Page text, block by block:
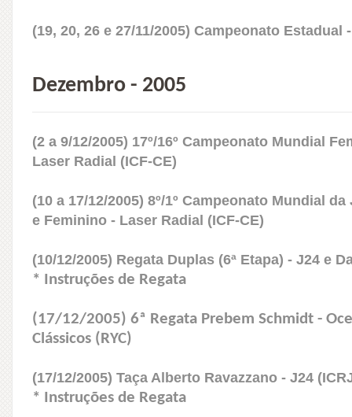
(19, 20, 26 e 27/11/2005) Campeonato Estadual
Dezembro - 2005
(2 a 9/12/2005) 17º/16º Campeonato Mundial
Laser Radial (ICF-CE)
(10 a 17/12/2005) 8º/1º Campeonato Mundial
e Feminino - Laser Radial (ICF-CE)
(10/12/2005) Regata Duplas (6ª Etapa) - J24 e
* Instruções de Regata
(17/12/2005) 6ª Regata Prebem Schmidt -
Clássicos (RYC)
(17/12/2005) Taça Alberto Ravazzano - J24
* Instruções de Regata